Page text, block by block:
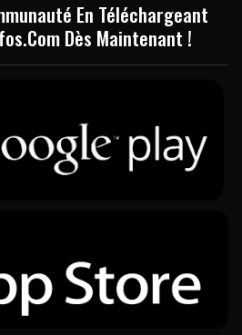
En Téléchargeant
Dès Maintenant !